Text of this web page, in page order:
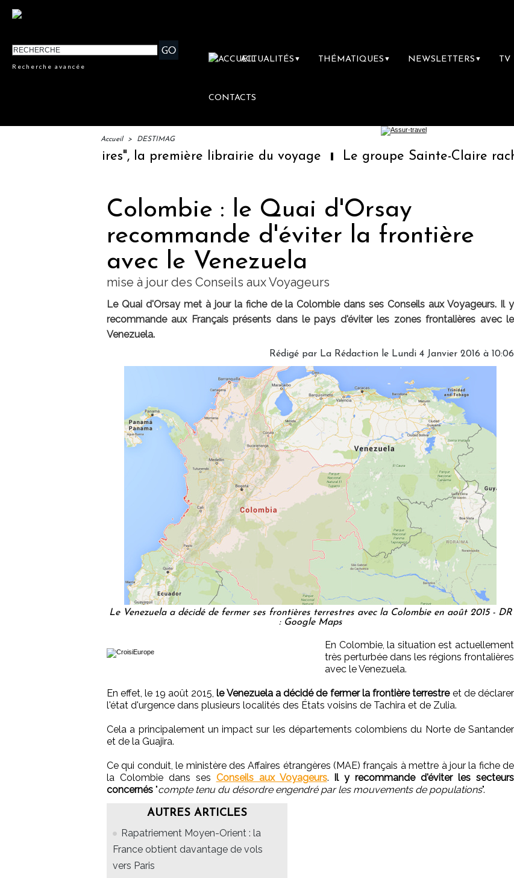
Recherche avancée
ACTUALITÉS ▼ THÉMATIQUES ▼ NEWSLETTERS ▼ TV
CONTACTS
Accueil > DESTIMAG
Littéraires", la première librairie du voyage Le groupe Sainte-Claire rachète
Colombie : le Quai d'Orsay
recommande d'éviter la frontière
avec le Venezuela
mise à jour des Conseils aux Voyageurs
Le Quai d'Orsay met à jour la fiche de la Colombie dans ses Conseils aux Voyageurs. Il y
recommande aux Français présents dans le pays d'éviter les zones frontalières avec le
Venezuela.
Rédigé par La Rédaction le Lundi 4 Janvier 2016 à 10:06
Le Venezuela a décidé de fermer ses frontières terrestres avec la Colombie en août 2015 - DR
: Google Maps
En Colombie, la situation est actuellement
très perturbée dans les régions frontalières
avec le Venezuela.
En effet, le 19 août 2015,le Venezuela a décidé de fermer la frontière terrestreet de déclarer
l'état d'urgence dans plusieurs localités des États voisins de Tachira et de Zulia.
Cela a principalement un impact sur les départements colombiens du Norte de Santander
et de la Guajira.
Ce qui conduit, le ministère des Affaires étrangères (MAE) français à mettre à jour la fiche de
la Colombie dans ses Conseils aux Voyageurs. Il y recommande d'éviter les secteurs
concernés "compte tenu du désordre engendré par les mouvements de populations".
AUTRES ARTICLES
Rapatriement Moyen-Orient : la
France obtient davantage de vols
vers Paris